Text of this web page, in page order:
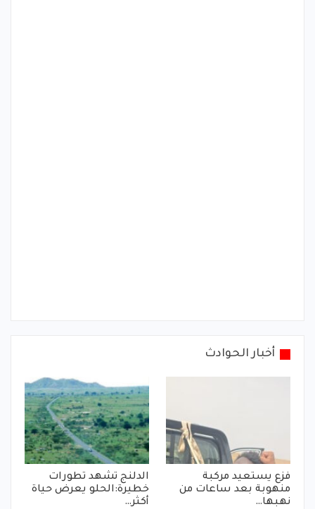
أخبار الحوادث
فزع يستعيد مركبة
منهوبة بعد ساعات من
نهبها…
الدلنج تشهد تطورات
خطيرة:الحلو يعرض حياة
أكثر…